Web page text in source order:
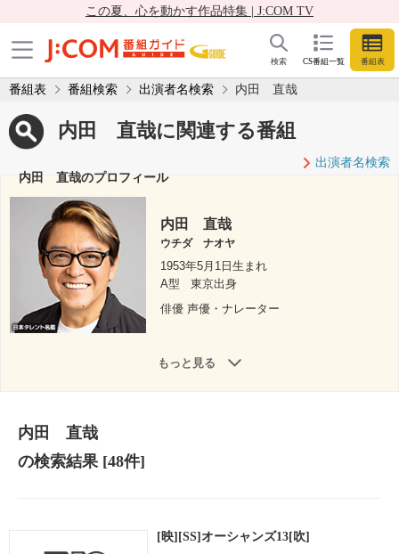
この夏、心を動かす作品特集 | J:COM TV
CS番組一覧 番組表
検索
番組表 番組検索 出演者名検索 内田 直哉
内田 直哉に関連する番組
出演者名検索
内田 直哉のプロフィール
内田 直哉
ウチダ ナオヤ
1953年5月1日生まれ
A型
東京出身
俳優 声優・ナレーター
もっと見る
内田 直哉
の検索結果[48件]
[映][SS]オーシャンズ13[吹]